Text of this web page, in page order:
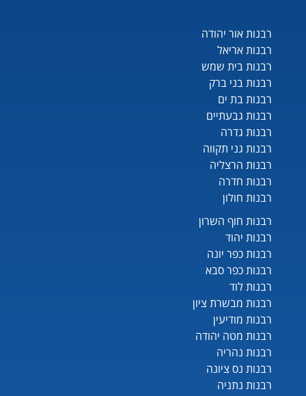
רבנות אור יהודה
רבנות אריאל
רבנות בית שמש
רבנות בני ברק
רבנות בת ים
רבנות גבעתיים
רבנות גדרה
רבנות גני תקווה
רבנות הרצליה
רבנות חדרה
רבנות חולון
רבנות חוף השרון
רבנות יהוד
רבנות כפר יונה
רבנות כפר סבא
רבנות לוד
רבנות מבשרת ציון
רבנות מודיעין
רבנות מטה יהודה
רבנות נהריה
רבנות נס ציונה
רבנות נתניה